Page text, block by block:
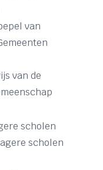
van
van de
scholen
scholen